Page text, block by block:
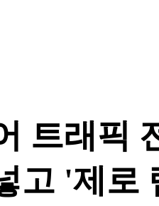
트래픽
고 '제로